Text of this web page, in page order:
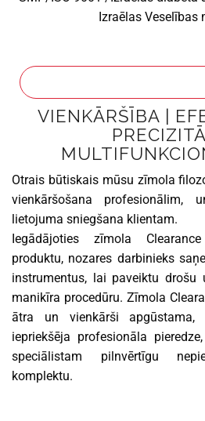
Izraēlas Veselības
VIENKĀRŠĪBA |
Otrais būtiskais mūsu zīmola
vienkāršošana profesionālim,
lietojuma sniegšana klientam.
Iegādājoties zīmola
produktu, nozares darbinieks
instrumentus, lai paveiktu drošu
manikīra procedūru. Zīmola
ātra un vienkārši apgūstama,
iepriekšēja profesionāla
speciālistam pilnvērtīgu
komplektu.